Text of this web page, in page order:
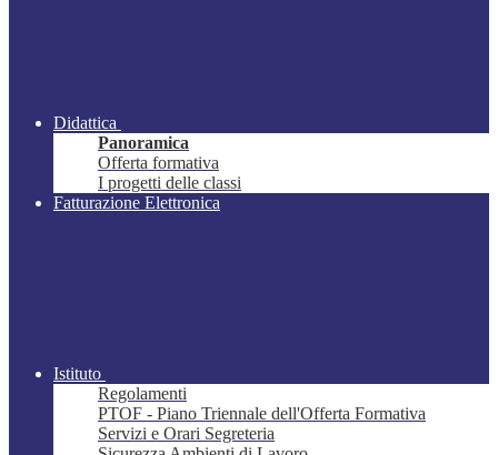
Didattica
Panoramica
Offerta formativa
I progetti delle classi
Fatturazione Elettronica
Istituto
Regolamenti
PTOF - Piano Triennale dell'Offerta Formativa
Servizi e Orari Segreteria